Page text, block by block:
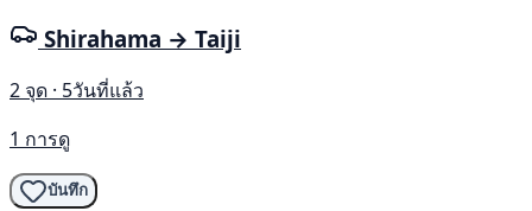
Shirahama → Taiji
2 จุด · 5วันที่แล้ว
1 การดู
บันทึก